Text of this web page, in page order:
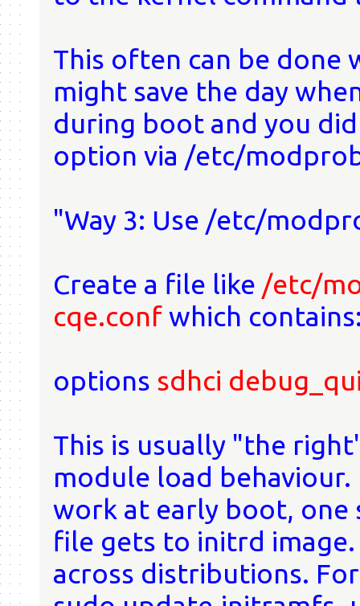
This often can be
might save the day
during boot and you
option via /etc/
"Way 3: Use /etc/
Create a file like /etc/
cqe.confwhich
options sdhci
This is usually "the
module load
work at early boot, one
file gets to initrd
across distributions.